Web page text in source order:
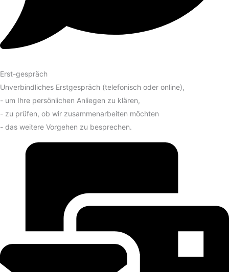
Erst-gespräch
Unverbindliches Erstgespräch (telefonisch oder online),
- um Ihre persönlichen Anliegen zu klären,
- zu prüfen, ob wir zusammenarbeiten möchten
- das weitere Vorgehen zu besprechen.